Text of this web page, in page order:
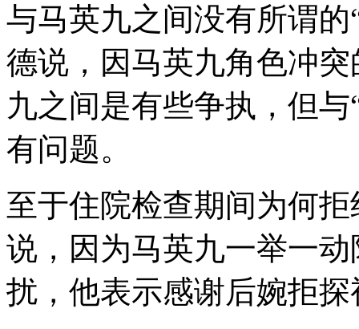
与马英九之间没有所谓的
德说，因马英九角色冲
九之间是有些争执，但
有问题。
至于住院检查期间为何
说，因为马英九一举一
扰，他表示感谢后婉拒探